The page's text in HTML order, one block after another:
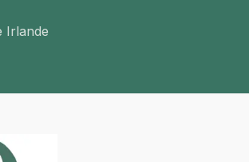
Irlande